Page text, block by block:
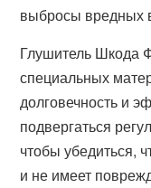
выбросы вредных
Глушитель Шкода
специальных
долговечность и
подвергаться
чтобы убедиться,
и не имеет